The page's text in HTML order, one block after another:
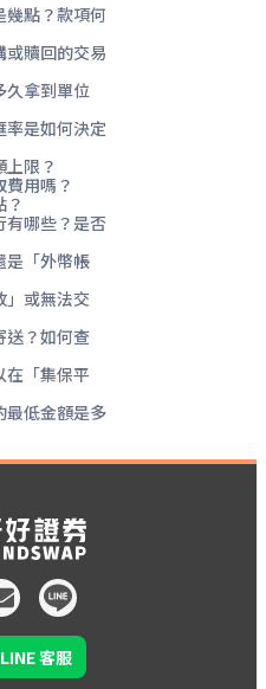
幾點？款項何
或贖回的交易
久拿到單位
率是如何決定
限？
用嗎？
有哪些？是否
是「外幣帳
」或無法交
送？如何查
在「集保平
最低金額是多
客服